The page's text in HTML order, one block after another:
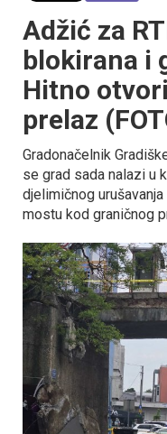
Adžić za
blokirana i
Hitno
prelaz
Gradonačelnik
se grad sada nalazi u
djelimičnog
mostu kod graničnog